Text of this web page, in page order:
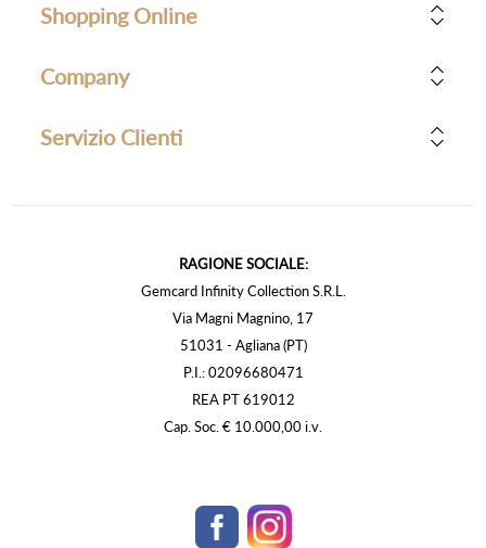
Shopping Online
Company
Servizio Clienti
RAGIONE SOCIALE:
Gemcard Infinity Collection S.R.L.
Via Magni Magnino, 17
51031 - Agliana (PT)
P.I.: 02096680471
REA PT 619012
Cap. Soc. € 10.000,00 i.v.